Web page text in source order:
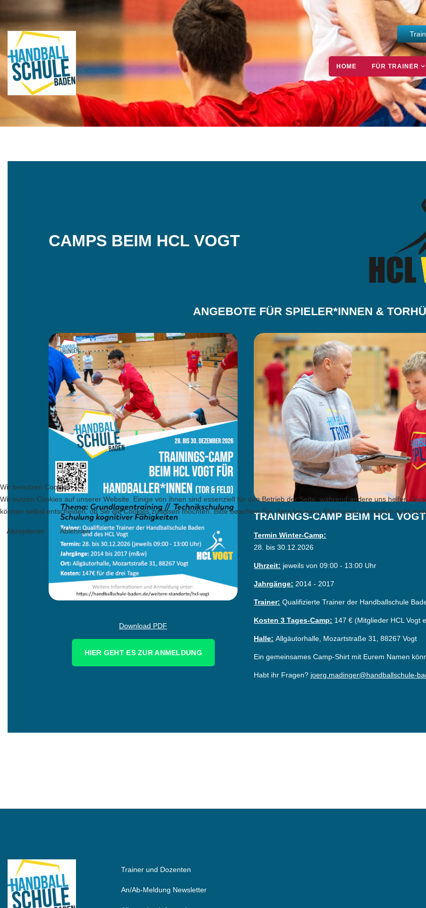
HOME FÜR TRAINER
CAMPS BEIM HCL VOGT
ANGEBOTE FÜR SPIELER*INNEN &
Download PDF
HIER GEHT ES ZUR ANMELDUNG
TRAININGS-CAMP BEIM HCL
Termin Winter-Camp:
28. bis 30.12.2026
Uhrzeit: jeweils von 09:00 - 13:00 Uhr
Jahrgänge: 2014 - 2017
Trainer: Qualifizierte Trainer der Handballschule
Kosten 3 Tages-Camp: 147 € (Mitglieder HCL Vogt
Halle: Allgäutorhalle, Mozartstraße 31, 88267 Vogt
Ein gemeinsames Camp-Shirt mit Eurem Namen
Habt ihr Fragen? joerg.madinger@handballschule-
Trainer und Dozenten
An/Ab-Meldung Newsletter
Wir benutzen Cookies
Wir nutzen Cookies auf unserer Website. Einige von ihnen sind essenziell für den Betrieb der Seite, während andere uns helfen,
können selbst entscheiden, ob Sie die Cookies zulassen möchten. Bitte beachten Sie, dass bei einer Ablehnung womöglich nicht
Akzeptieren Ablehnen